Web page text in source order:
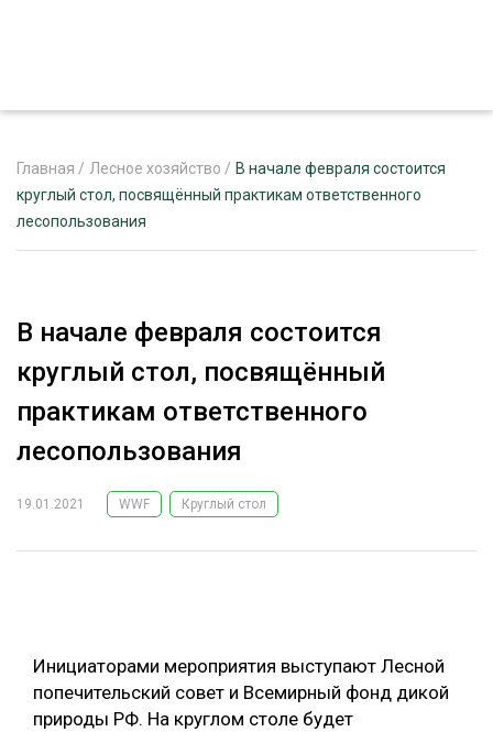
ЖУРНАЛ «ЛЕСНОЙ КОМПЛЕКС»
ЛЕСНОЕ ХОЗЯЙСТВО
ОБРАБОТКА ДРЕВЕСИНЫ
ЛОГИСТИКА
ПРОИЗВОДСТВО ДРЕВЕСНЫХ ПЛИТ
ПОДБОРКИ СТАТЕЙ
ЭКСПЕРТНОЕ МНЕНИЕ
Главная / Лесное хозяйство / В начале февраля состоится
круглый стол, посвящённый практикам ответственного
лесопользования
В начале февраля состоится
круглый стол, посвящённый
практикам ответственного
лесопользования
19.01.2021 WWF Круглый стол
Инициаторами мероприятия выступают Лесной
попечительский совет и Всемирный фонд дикой
природы РФ. На круглом столе будет